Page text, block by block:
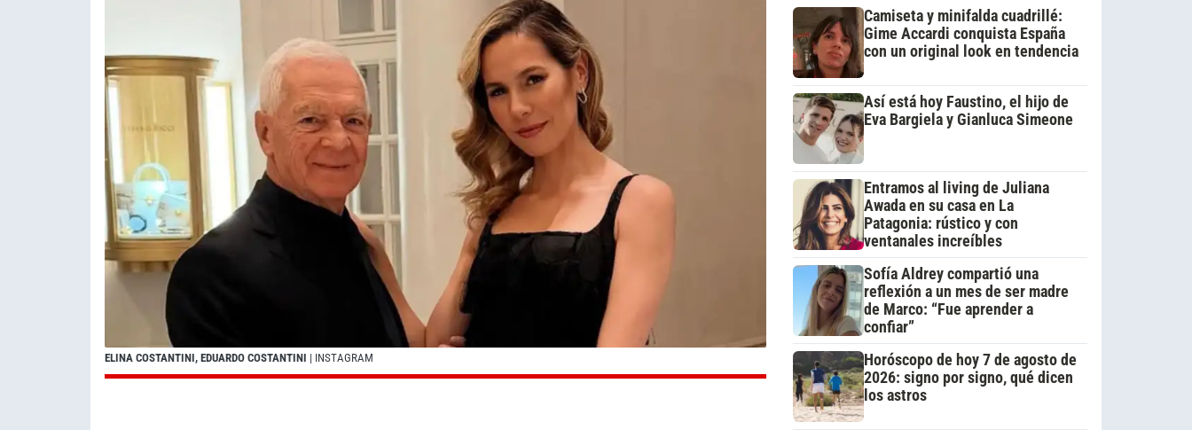
ELINA COSTANTINI, EDUARDO COSTANTINI | INSTAGRAM
Camiseta y minifalda cuadrillé:
Gime Accardi conquista España
con un original look en tendencia
Así está hoy Faustino, el hijo de
Eva Bargiela y Gianluca Simeone
Entramos al living de Juliana
Awada en su casa en La
Patagonia: rústico y con
ventanales increíbles
Sofía Aldrey compartió una
reflexión a un mes de ser madre
de Marco: “Fue aprender a
confiar”
Horóscopo de hoy 7 de agosto de
2026: signo por signo, qué dicen
los astros